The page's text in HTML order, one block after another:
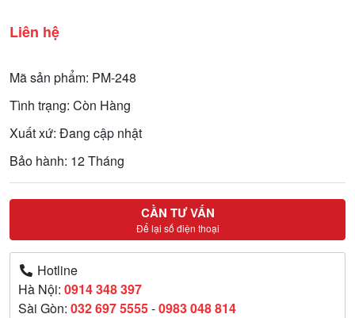
Liên hệ
Mã sản phẩm: PM-248
Tình trạng: Còn Hàng
Xuất xứ: Đang cập nhật
Bảo hành: 12 Tháng
CẦN TƯ VẤN
Để lại số điện thoại
Hotline
Hà Nội: 0914 348 397
Sài Gòn: 032 697 5555-0983 048 814